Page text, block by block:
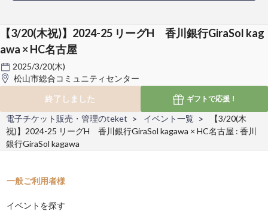
【3/20(木祝)】2024-25 リーグH 香川銀行GiraSol kag
awa × HC名古屋
2025/3/20(木)
松山市総合コミュニティセンター
終了しました
ギフトで応援！
電子チケット販売・管理のteket イベント一覧
【3/20(木
祝)】2024-25 リーグH 香川銀行GiraSol kagawa × HC名古屋 : 香川
銀行GiraSol kagawa
一般ご利用者様
イベントを探す